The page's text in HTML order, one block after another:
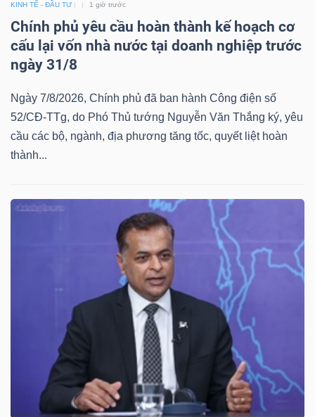
KINH TẾ - ĐẦU TƯ 1 giờ trước
Chính phủ yêu cầu hoàn thành kế hoạch cơ
cấu lại vốn nhà nước tại doanh nghiệp trước
ngày 31/8
Ngày 7/8/2026, Chính phủ đã ban hành Công điện số
52/CĐ-TTg, do Phó Thủ tướng Nguyễn Văn Thắng ký, yêu
cầu các bộ, ngành, địa phương tăng tốc, quyết liệt hoàn
thành...
THÔNG
TIN
DỊCH
VỤ
TRUYỀN
ĐỘNG
SẢN